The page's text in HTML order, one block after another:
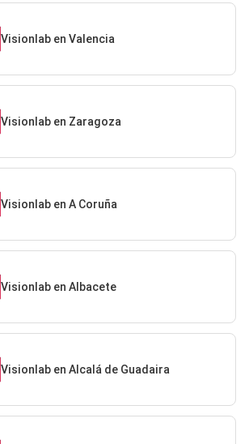
Visionlab en Valencia
Visionlab en Zaragoza
Visionlab en A Coruña
Visionlab en Albacete
Visionlab en Alcalá de Guadaira